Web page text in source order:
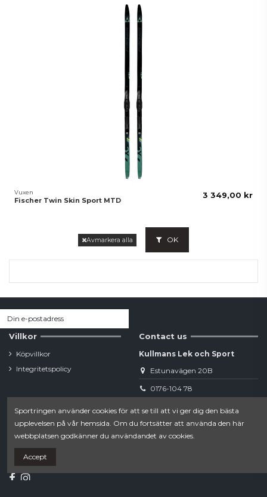
Vuxen
Fischer Twin Skin Sport MTD
3 349,00 kr
Avmarkera alla OK
Villkor
Köpvillkor
Integritetspolicy
Contact us
Kullmans Lek och Sport
Estunavägen 20B
0176-104 78
webshop.norrtalje@sportringen.se
Din lokala sporthandel!
Follow us
Sportringen använder cookies för att se till att vi ger dig den bästa
upplevelsen på vår hemsida. Om du fortsätter att använda den här
webbplatsen godkänner du användandet av cookies.
Accept